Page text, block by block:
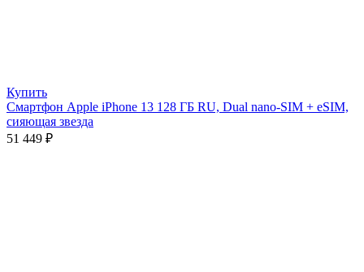
Купить
Смартфон Apple iPhone 13 128 ГБ RU, Dual nano-SIM + eSIM,
сияющая звезда
51 449 ₽